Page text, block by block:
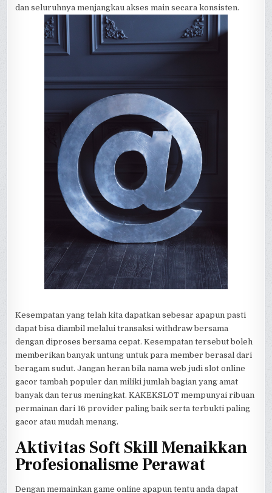
dan seluruhnya menjangkau akses main secara konsisten.
Kesempatan yang telah kita dapatkan sebesar apapun pasti
dapat bisa diambil melalui transaksi withdraw bersama
dengan diproses bersama cepat. Kesempatan tersebut boleh
memberikan banyak untung untuk para member berasal dari
beragam sudut. Jangan heran bila nama web judi slot online
gacor tambah populer dan miliki jumlah bagian yang amat
banyak dan terus meningkat. KAKEKSLOT mempunyai ribuan
permainan dari 16 provider paling baik serta terbukti paling
gacor atau mudah menang.
Aktivitas Soft Skill Menaikkan
Profesionalisme Perawat
Dengan memainkan game online apapun tentu anda dapat